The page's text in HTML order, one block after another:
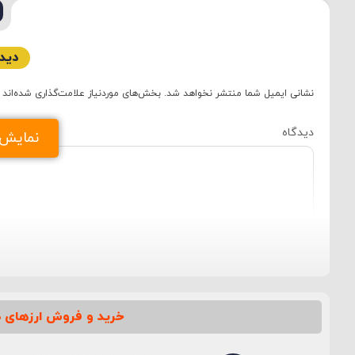
نشانی ایمیل شما منتشر نخواهد شد. بخش‌های موردنیاز علامت‌گذاری شده‌اند
نام*
خرید و فروش ارزهای